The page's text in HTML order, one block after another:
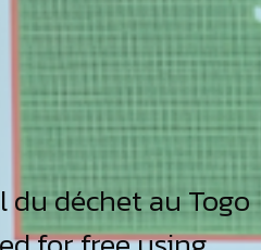
déchet au Togo